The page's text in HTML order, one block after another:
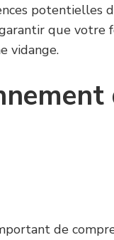
potentielles
que votre
vidange.
de